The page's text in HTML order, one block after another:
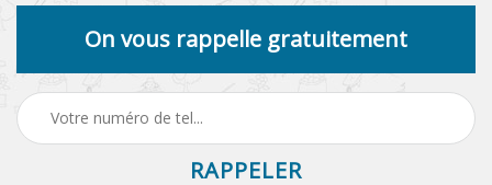
On vous rappelle gratuitement